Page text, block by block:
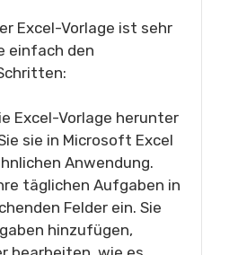
Excel-Vorlage ist sehr
einfach den
Excel-Vorlage herunter
sie in Microsoft Excel
Anwendung.
täglichen Aufgaben in
Felder ein. Sie
hinzufügen,